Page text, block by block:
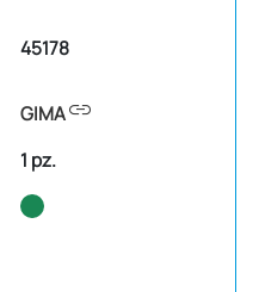
45178
GIMAlink
1 pz.